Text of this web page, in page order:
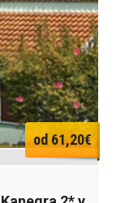
od 61,20€